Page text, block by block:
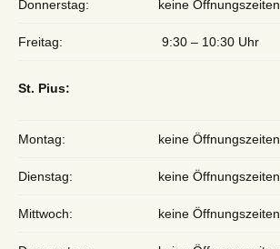
Donnerstag: keine Öffnungszeiten
Freitag: 9:30 – 10:30 Uhr
St. Pius:
Montag: keine Öffnungszeiten
Dienstag: keine Öffnungszeiten
Mittwoch: keine Öffnungszeiten